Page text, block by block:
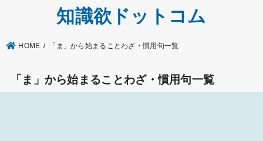
知識欲ドットコム
HOME 「ま」から始まることわざ・慣用句一覧
「ま」から始まることわざ・慣用句一覧